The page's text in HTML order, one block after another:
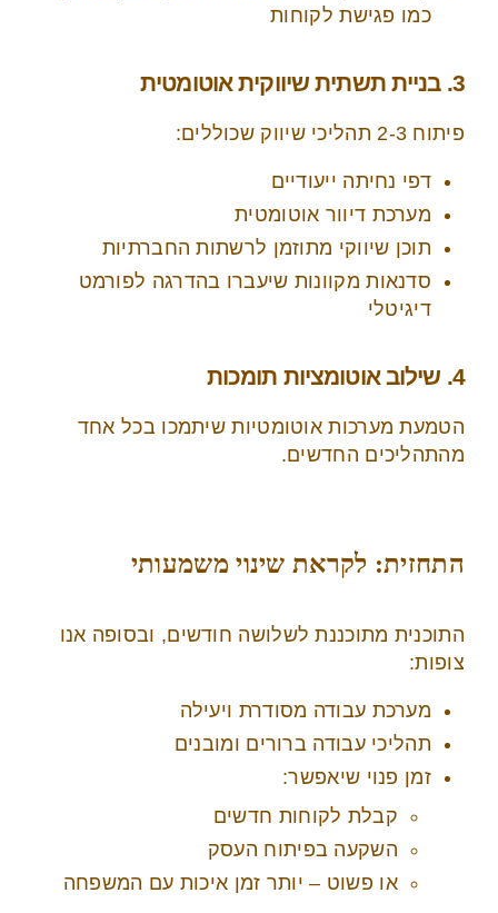
כמו פגישת לקוחות
3. בניית תשתית שיווקית אוטומטית
פיתוח 2-3 תהליכי שיווק שכוללים:
דפי נחיתה ייעודיים
מערכת דיוור אוטומטית
תוכן שיווקי מתוזמן לרשתות החברתיות
סדנאות מקוונות שיעברו בהדרגה לפורמט
דיגיטלי
4. שילוב אוטומציות תומכות
הטמעת מערכות אוטומטיות שיתמכו בכל אחד
מהתהליכים החדשים.
התחזית: לקראת שינוי משמעותי
התוכנית מתוכננת לשלושה חודשים, ובסופה אנו
צופות:
מערכת עבודה מסודרת ויעילה
תהליכי עבודה ברורים ומובנים
זמן פנוי שיאפשר:
קבלת לקוחות חדשים
השקעה בפיתוח העסק
או פשוט – יותר זמן איכות עם המשפחה